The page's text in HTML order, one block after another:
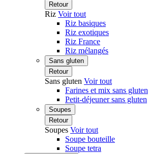
Retour
Riz Voir tout
Riz basiques
Riz exotiques
Riz France
Riz mélangés
Sans gluten
Retour
Sans gluten Voir tout
Farines et mix sans gluten
Petit-déjeuner sans gluten
Soupes
Retour
Soupes Voir tout
Soupe bouteille
Soupe tetra